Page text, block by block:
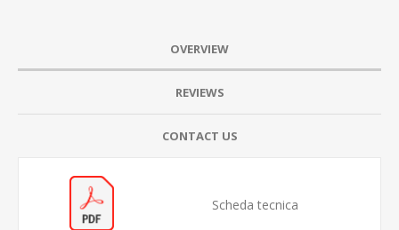
OVERVIEW
REVIEWS
CONTACT US
Scheda tecnica